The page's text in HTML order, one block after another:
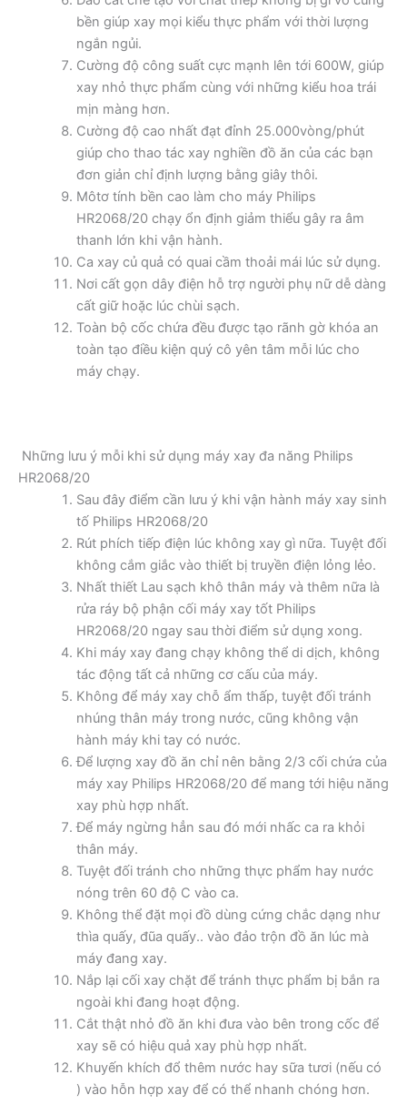
bền giúp xay mọi kiểu thực phẩm với thời lượng
ngắn ngủi.
Cường độ công suất cực mạnh lên tới 600W, giúp
xay nhỏ thực phẩm cùng với những kiểu hoa trái
mịn màng hơn.
Cường độ cao nhất đạt đỉnh 25.000vòng/phút
giúp cho thao tác xay nghiền đồ ăn của các bạn
đơn giản chỉ định lượng bằng giây thôi.
Môtơ tính bền cao làm cho máy Philips
HR2068/20 chạy ổn định giảm thiểu gây ra âm
thanh lớn khi vận hành.
Ca xay củ quả có quai cầm thoải mái lúc sử dụng.
Nơi cất gọn dây điện hỗ trợ người phụ nữ dễ dàng
cất giữ hoặc lúc chùi sạch.
Toàn bộ cốc chứa đều được tạo rãnh gờ khóa an
toàn tạo điều kiện quý cô yên tâm mỗi lúc cho
máy chạy.
Những lưu ý mỗi khi sử dụng máy xay đa năng Philips
HR2068/20
Sau đây điểm cần lưu ý khi vận hành máy xay sinh
tố Philips HR2068/20
Rút phích tiếp điện lúc không xay gì nữa. Tuyệt đối
không cắm giắc vào thiết bị truyền điện lỏng lẻo.
Nhất thiết Lau sạch khô thân máy và thêm nữa là
rửa ráy bộ phận cối máy xay tốt Philips
HR2068/20 ngay sau thời điểm sử dụng xong.
Khi máy xay đang chạy không thể di dịch, không
tác động tất cả những cơ cấu của máy.
Không để máy xay chỗ ẩm thấp, tuyệt đối tránh
nhúng thân máy trong nước, cũng không vận
hành máy khi tay có nước.
Để lượng xay đồ ăn chỉ nên bằng 2/3 cối chứa của
máy xay Philips HR2068/20 để mang tới hiệu năng
xay phù hợp nhất.
Để máy ngừng hẳn sau đó mới nhấc ca ra khỏi
thân máy.
Tuyệt đối tránh cho những thực phẩm hay nước
nóng trên 60 độ C vào ca.
Không thể đặt mọi đồ dùng cứng chắc dạng như
thìa quấy, đũa quấy.. vào đảo trộn đồ ăn lúc mà
máy đang xay.
Nắp lại cối xay chặt để tránh thực phẩm bị bắn ra
ngoài khi đang hoạt động.
Cắt thật nhỏ đồ ăn khi đưa vào bên trong cốc để
xay sẽ có hiệu quả xay phù hợp nhất.
Khuyến khích đổ thêm nước hay sữa tươi (nếu có
) vào hỗn hợp xay để có thể nhanh chóng hơn.